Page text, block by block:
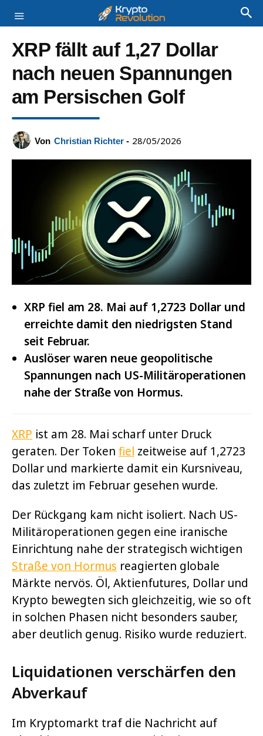
XRP fällt auf 1,27 Dollar
nach neuen Spannungen
am Persischen Golf
Von Christian Richter - 28/05/2026
XRP fiel am 28. Mai auf 1,2723 Dollar und
erreichte damit den niedrigsten Stand
seit Februar.
Auslöser waren neue geopolitische
Spannungen nach US-Militäroperationen
nahe der Straße von Hormus.
XRP ist am 28. Mai scharf unter Druck
geraten. Der Token fiel zeitweise auf 1,2723
Dollar und markierte damit ein Kursniveau,
das zuletzt im Februar gesehen wurde.
Der Rückgang kam nicht isoliert. Nach US-
Militäroperationen gegen eine iranische
Einrichtung nahe der strategisch wichtigen
Straße von Hormus reagierten globale
Märkte nervös. Öl, Aktienfutures, Dollar und
Krypto bewegten sich gleichzeitig, wie so oft
in solchen Phasen nicht besonders sauber,
aber deutlich genug. Risiko wurde reduziert.
Liquidationen verschärfen den
Abverkauf
Im Kryptomarkt traf die Nachricht auf